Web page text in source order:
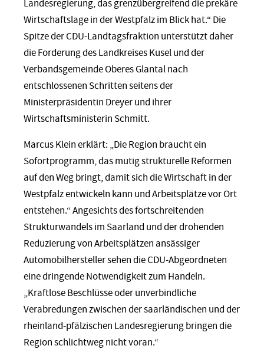
Landesregierung, das grenzübergreifend die prekäre
Wirtschaftslage in der Westpfalz im Blick hat.“ Die
Spitze der CDU-Landtagsfraktion unterstützt daher
die Forderung des Landkreises Kusel und der
Verbandsgemeinde Oberes Glantal nach
entschlossenen Schritten seitens der
Ministerpräsidentin Dreyer und ihrer
Wirtschaftsministerin Schmitt.
Marcus Klein erklärt: „Die Region braucht ein
Sofortprogramm, das mutig strukturelle Reformen
auf den Weg bringt, damit sich die Wirtschaft in der
Westpfalz entwickeln kann und Arbeitsplätze vor Ort
entstehen.“ Angesichts des fortschreitenden
Strukturwandels im Saarland und der drohenden
Reduzierung von Arbeitsplätzen ansässiger
Automobilhersteller sehen die CDU-Abgeordneten
eine dringende Notwendigkeit zum Handeln.
„Kraftlose Beschlüsse oder unverbindliche
Verabredungen zwischen der saarländischen und der
rheinland-pfälzischen Landesregierung bringen die
Region schlichtweg nicht voran.“